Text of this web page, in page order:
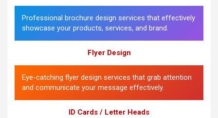
Professional brochure design services that effectively
showcase your products, services, and brand.
Flyer Design
Eye-catching flyer design services that grab attention
and communicate your message effectively.
ID Cards / Letter Heads